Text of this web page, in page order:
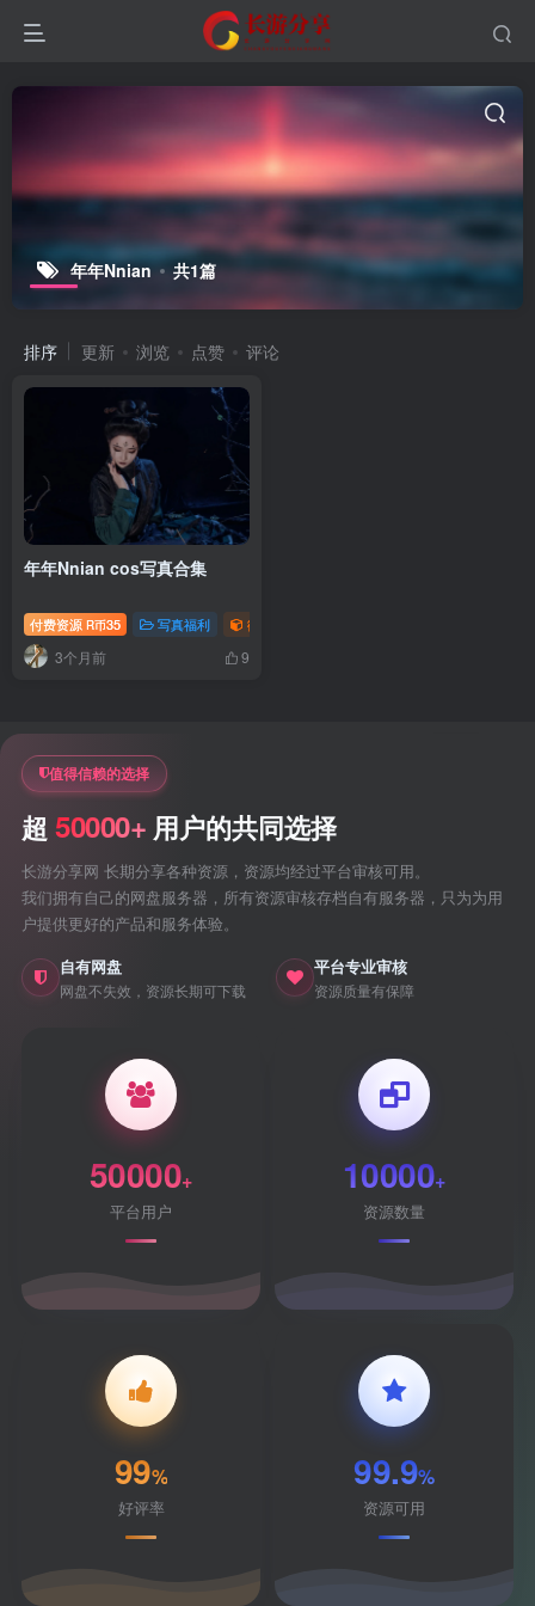
年年Nnian 共1篇
排序 更新 浏览 点赞 评论
年年Nnian cos写真合集
付费资源 R币35 写真福利 御姐写真照片专题
3个月前 9
值得信赖的选择
超50000+ 用户的共同选择
长游分享网 长期分享各种资源，资源均经过平台审核可用。
我们拥有自己的网盘服务器，所有资源审核存档自有服务器，只为为用
户提供更好的产品和服务体验。
自有网盘
网盘不失效，资源长期可下载
平台专业审核
资源质量有保障
50000+
平台用户
10000+
资源数量
99%
好评率
99.9%
资源可用